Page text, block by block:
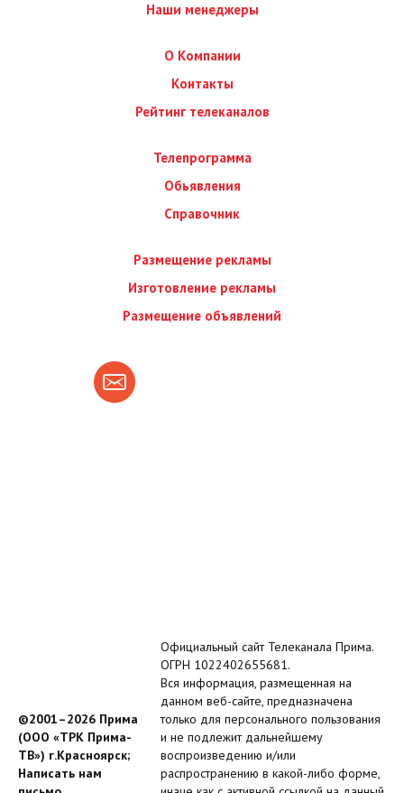
Наши менеджеры
О Компании
Контакты
Рейтинг телеканалов
Телепрограмма
Обьявления
Справочник
Размещение рекламы
Изготовление рекламы
Размещение объявлений
©2001–2026 Прима
(ООО «ТРК Прима-
ТВ») г.Красноярск;
Написать нам
Официальный сайт Телеканала Прима.
ОГРН 1022402655681.
Вся информация, размещенная на
данном веб-сайте, предназначена
только для персонального пользования
и не подлежит дальнейшему
воспроизведению и/или
распространению в какой-либо форме,